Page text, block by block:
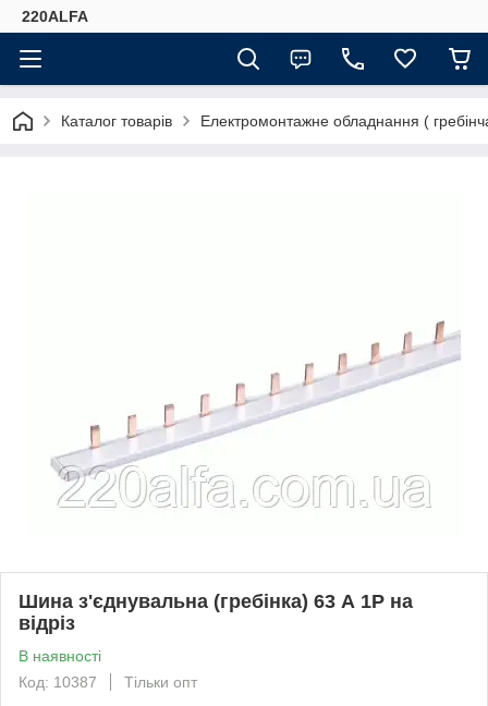
220ALFA
Каталог товарів Електромонтажне обладнання (
Шина з'єднувальна (гребінка) 63 А 1P на
відріз
В наявності
Код: 10387
Тільки опт